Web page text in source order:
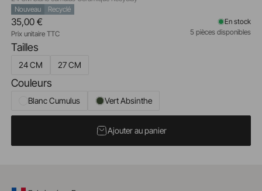
Tailles
24 CM 27 CM
Couleurs
Blanc Cumulus Vert Absinthe
Nouveau Recyclé
35,00 €
Prix unitaire TTC
En stock
5 pièces disponibles
Ajouter au panier